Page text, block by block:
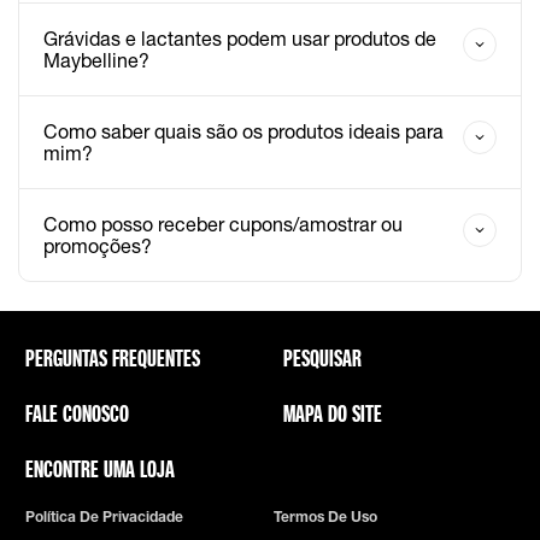
Grávidas e lactantes podem usar produtos de
Maybelline?
Como saber quais são os produtos ideais para
mim?
Como posso receber cupons/amostrar ou
promoções?
PERGUNTAS FREQUENTES
FALE CONOSCO
ENCONTRE UMA LOJA
PESQUISAR
MAPA DO SITE
Política De Privacidade Termos De Uso